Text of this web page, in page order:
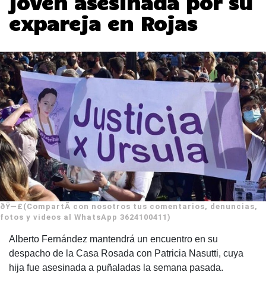
expareja en Rojas
ðŸ—£(CompartÃ­ con nosotros tus comentarios, denuncias,
fotos y videos al WhatsApp 3624100411)
Alberto Fernández mantendrá un encuentro en su
despacho de la Casa Rosada con Patricia Nasutti, cuya
hija fue asesinada a puñaladas la semana pasada.